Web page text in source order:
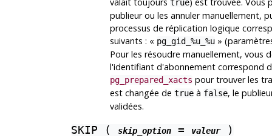
true
publieur ou les annuler manuellement,
processus de réplication logique
suivants : « pg_gid_%u_%u»
Pour les résoudre manuellement, vous
l'identifiant d'abonnement correspond
pg_prepared_xacts pour trouver les
est changée de trueà false, le
validées.
SKIP ( skip_option= valeur)